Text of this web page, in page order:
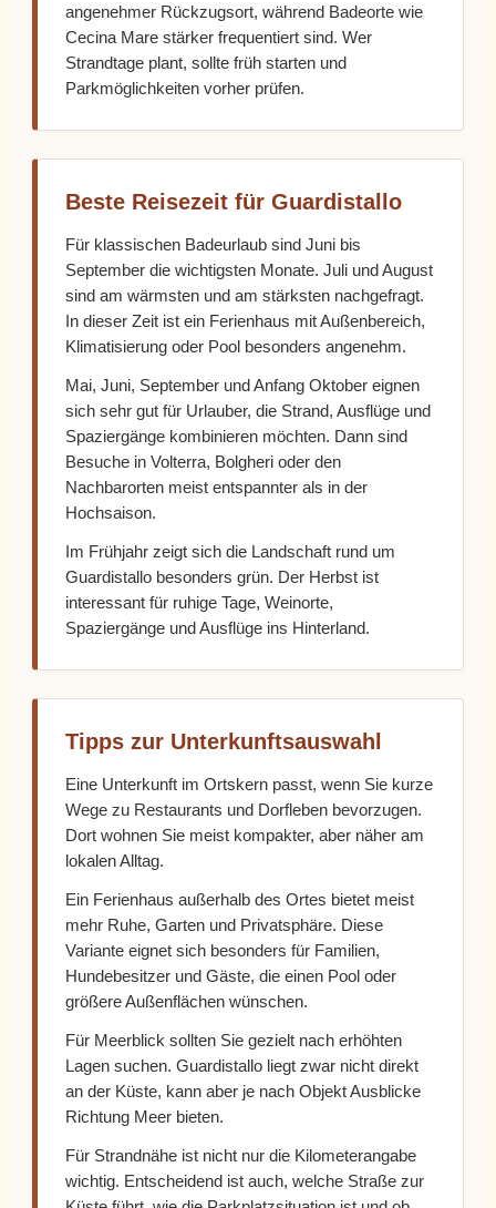
angenehmer Rückzugsort, während Badeorte wie
Cecina Mare stärker frequentiert sind. Wer
Strandtage plant, sollte früh starten und
Parkmöglichkeiten vorher prüfen.
Beste Reisezeit für Guardistallo
Für klassischen Badeurlaub sind Juni bis
September die wichtigsten Monate. Juli und August
sind am wärmsten und am stärksten nachgefragt.
In dieser Zeit ist ein Ferienhaus mit Außenbereich,
Klimatisierung oder Pool besonders angenehm.
Mai, Juni, September und Anfang Oktober eignen
sich sehr gut für Urlauber, die Strand, Ausflüge und
Spaziergänge kombinieren möchten. Dann sind
Besuche in Volterra, Bolgheri oder den
Nachbarorten meist entspannter als in der
Hochsaison.
Im Frühjahr zeigt sich die Landschaft rund um
Guardistallo besonders grün. Der Herbst ist
interessant für ruhige Tage, Weinorte,
Spaziergänge und Ausflüge ins Hinterland.
Tipps zur Unterkunftsauswahl
Eine Unterkunft im Ortskern passt, wenn Sie kurze
Wege zu Restaurants und Dorfleben bevorzugen.
Dort wohnen Sie meist kompakter, aber näher am
lokalen Alltag.
Ein Ferienhaus außerhalb des Ortes bietet meist
mehr Ruhe, Garten und Privatsphäre. Diese
Variante eignet sich besonders für Familien,
Hundebesitzer und Gäste, die einen Pool oder
größere Außenflächen wünschen.
Für Meerblick sollten Sie gezielt nach erhöhten
Lagen suchen. Guardistallo liegt zwar nicht direkt
an der Küste, kann aber je nach Objekt Ausblicke
Richtung Meer bieten.
Für Strandnähe ist nicht nur die Kilometerangabe
wichtig. Entscheidend ist auch, welche Straße zur